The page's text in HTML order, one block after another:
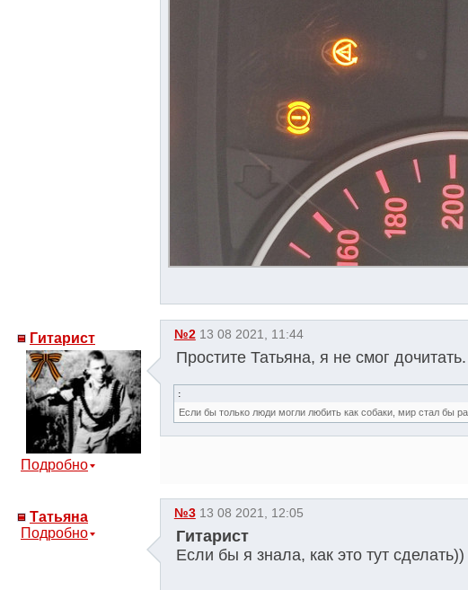
Гитарист
Подробно
№2 13 08 2021, 11:44
Простите Татьяна, я не смог
:
Если бы только люди могли любить как собаки, мир стал бы
Татьяна
Подробно
№3 13 08 2021, 12:05
Гитарист
Если бы я знала, как это тут сделать))